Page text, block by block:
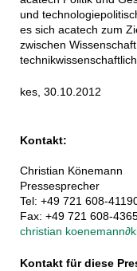
und
es sich acatech zum
zwischen
kes, 30.10.2012
Kontakt:
Christian Könemann
Pressesprecher
Tel: +49 721 608-
Fax: +49 721 608-
christian koenemann∂
Kontakt für diese